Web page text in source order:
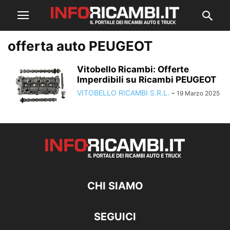
offerta auto PEUGEOT
Vitobello Ricambi: Offerte
Imperdibili su Ricambi PEUGEOT
VITOBELLO RICAMBI S.R.L. - 19 Marzo 2025
CHI SIAMO
SEGUICI